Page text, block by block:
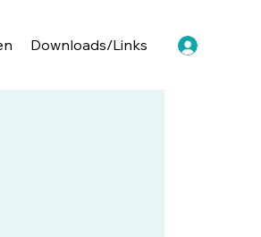
Downloads/Links